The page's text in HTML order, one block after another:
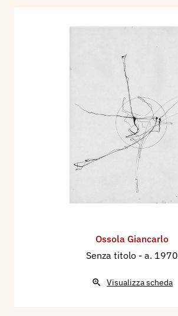
Ossola Giancarlo
Senza titolo - a. 1970
Visualizza scheda